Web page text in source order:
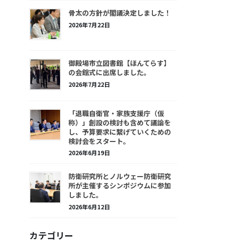
骨太の方針が閣議決定しました！
2026年7月22日
御殿場市立図書館【ほんてらす】
の会館式に出席しました。
2026年7月22日
「退職自衛官・家族支援庁（仮
称）」創設の検討も含めて議論を
し、予算要求に繋げていくための
検討会をスタート。
2026年6月19日
防衛研究所とノルウェー防衛研究
所が主催するシンポジウムに参加
しました。
2026年6月12日
カテゴリー